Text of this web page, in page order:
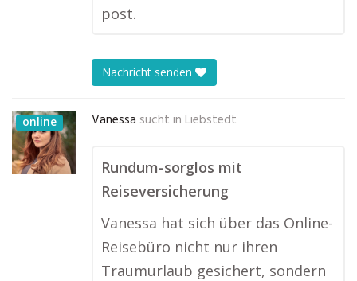
post.
Nachricht senden
online Vanessa sucht in Liebstedt
Rundum-sorglos mit
Reiseversicherung
Vanessa hat sich über das Online-
Reisebüro nicht nur ihren
Traumurlaub gesichert, sondern